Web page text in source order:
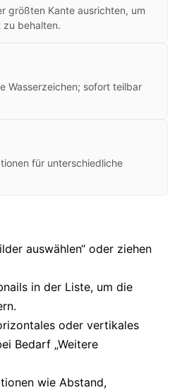
größten Kante ausrichten, um
zu behalten.
Wasserzeichen; sofort teilbar
für unterschiedliche
auswählen“ oder ziehen
in der Liste, um die
oder vertikales
Bedarf „Weitere
wie Abstand,